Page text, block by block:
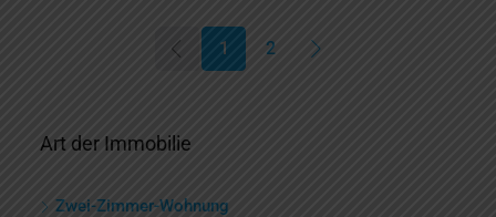
1 2
Art der Immobilie
Zwei-Zimmer-Wohnung